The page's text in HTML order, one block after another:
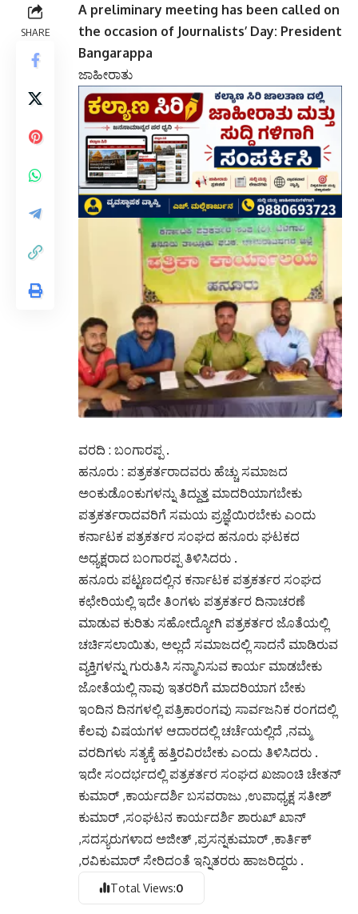
SHARE
A preliminary meeting has been called on
the occasion of Journalists’ Day: President
Bangarappa
ಜಾಹೀರಾತು
ವರದಿ : ಬಂಗಾರಪ್ಪ ‌.
ಹನೂರು : ಪತ್ರಕರ್ತರಾದವರು ಹೆಚ್ಚು ಸಮಾಜದ
ಅಂಕುಡೊಂಕುಗಳನ್ನು ತಿದ್ದುತ್ತ ಮಾದರಿಯಾಗಬೇಕು
ಪತ್ರಕರ್ತರಾದವರಿಗೆ ಸಮಯ ಪ್ರಜ್ಞೆಯಿರಬೇಕು ಎಂದು
ಕರ್ನಾಟಕ ಪತ್ರಕರ್ತರ ಸಂಘದ ಹನೂರು ಘಟಕದ
ಅಧ್ಯಕ್ಷರಾದ ಬಂಗಾರಪ್ಪ ತಿಳಿಸಿದರು .
ಹನೂರು ಪಟ್ಟಣದಲ್ಲಿನ ಕರ್ನಾಟಕ ಪತ್ರಕರ್ತರ ಸಂಘದ
ಕಛೇರಿಯಲ್ಲಿ ಇದೇ ತಿಂಗಳು ಪತ್ರಕರ್ತರ ದಿನಾಚರಣೆ
ಮಾಡುವ ಕುರಿತು ಸಹೋದ್ಯೋಗಿ ಪತ್ರಕರ್ತರ ಜೊತೆಯಲ್ಲಿ
ಚರ್ಚಿಸಲಾಯಿತು, ಅಲ್ಲದೆ ಸಮಾಜದಲ್ಲಿ ಸಾದನೆ ಮಾಡಿರುವ
ವ್ಯಕ್ತಿಗಳನ್ನು ಗುರುತಿಸಿ ಸನ್ಮಾನಿಸುವ ಕಾರ್ಯ ಮಾಡಬೇಕು
ಜೋತೆಯಲ್ಲಿ ನಾವು ಇತರರಿಗೆ ಮಾದರಿಯಾಗ ಬೇಕು
ಇಂದಿನ ದಿನಗಳಲ್ಲಿ ಪತ್ರಿಕಾರಂಗವು ಸಾರ್ವಜನಿಕ ರಂಗದಲ್ಲಿ
ಕೆಲವು ವಿಷಯಗಳ ಆದಾರದಲ್ಲಿ ಚರ್ಚೆಯಲ್ಲಿದೆ ,ನಮ್ಮ
ವರದಿಗಳು ಸತ್ಯಕ್ಕೆ ಹತ್ತಿರವಿರಬೇಕು ಎಂದು ತಿಳಿಸಿದರು .
ಇದೇ ಸಂದರ್ಭದಲ್ಲಿ ಪತ್ರಕರ್ತರ ಸಂಘದ ಖಜಾಂಚಿ ಚೇತನ್
ಕುಮಾರ್ ,ಕಾರ್ಯದರ್ಶಿ ಬಸವರಾಜು ,ಉಪಾಧ್ಯಕ್ಷ ಸತೀಶ್
ಕುಮಾರ್ ,ಸಂಘಟನ ಕಾರ್ಯದರ್ಶಿ ಶಾರುಖ್ ಖಾನ್
,ಸದಸ್ಯರುಗಳಾದ ಅಜೀತ್ ,ಪ್ರಸನ್ನಕುಮಾರ್ ,ಕಾರ್ತಿಕ್
,ರವಿಕುಮಾರ್ ಸೇರಿದಂತೆ ಇನ್ನಿತರರು ಹಾಜರಿದ್ದರು .
Total Views:0